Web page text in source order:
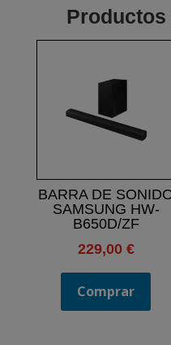
BARRA DE
SAMSUNG HW-
B650D/ZF
229,00 €
Comprar